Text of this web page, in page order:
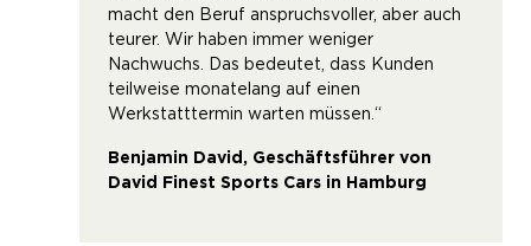
macht den Beruf anspruchsvoller, aber auch
teurer. Wir haben immer weniger
Nachwuchs. Das bedeutet, dass Kunden
teilweise monatelang auf einen
Werkstatttermin warten müssen.“
Benjamin David, Geschäftsführer von
David Finest Sports Cars in Hamburg